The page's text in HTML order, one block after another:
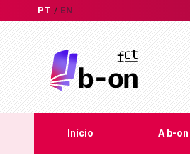
PT EN
Início A b-on